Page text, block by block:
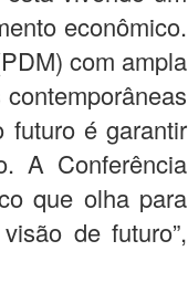
econômico.
com ampla
futuro é garantir
A Conferência
que olha para
de futuro”,